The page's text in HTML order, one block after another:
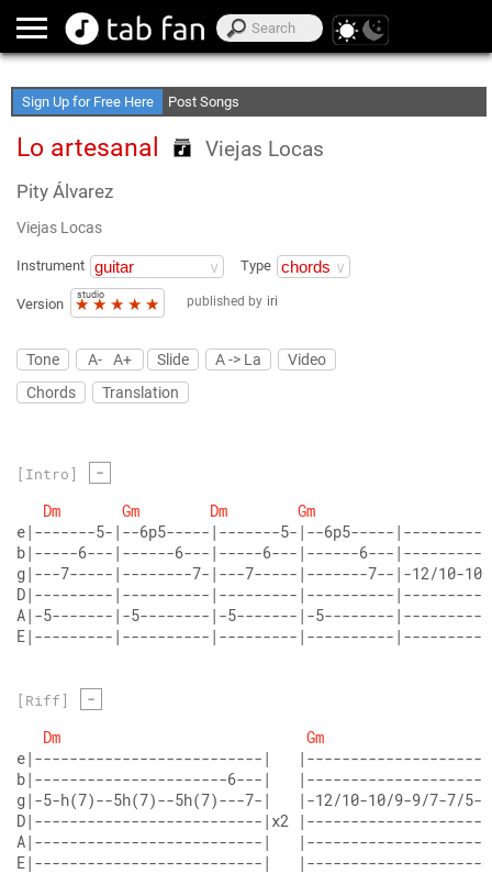
Sign Up for Free Here Post Songs
Lo artesanal Viejas Locas
Pity Álvarez
Viejas Locas
Instrument Type
Version
studio
★★ ★ ★ ★ published by iri
Tone A- A+ Slide A -> La
Video
Chords
Translation
[Intro] -
Dm Gm Dm
Gm
e|-------5-|--6p5-----|-------5-|--6p5-----
b|-----6---|------6---|-----6---|------6---
g|---7-----|--------7-|---7-----|-------7--|-12/10-
D|---------|----------|---------|----------
A|-5-------|-5--------|-5-------|-5--------
E|---------|----------|---------|----------
[Riff] -
Dm
Gm
e|--------------------------|
b|----------------------6---|
g|-5-h(7)--5h(7)--5h(7)---7-|   |-12/10-10/9-9/7-7/
D|--------------------------|x2 |--------------------|
A|--------------------------|
E|--------------------------|   |--------------------|